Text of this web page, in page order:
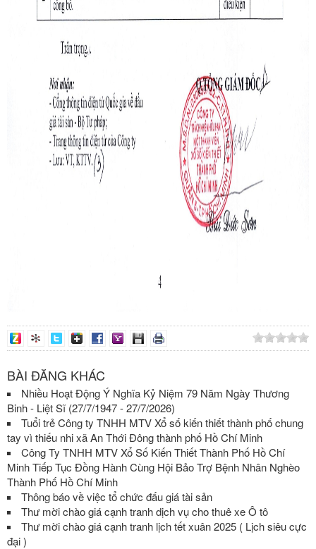
BÀI ĐĂNG KHÁC
Nhiều Hoạt Động Ý Nghĩa Kỷ Niệm 79 Năm Ngày Thương
Binh - Liệt Sĩ (27/7/1947 - 27/7/2026)
Tuổi trẻ Công ty TNHH MTV Xổ số kiến thiết thành phố chung
tay vì thiếu nhi xã An Thới Đông thành phố Hồ Chí Minh
Công Ty TNHH MTV Xổ Số Kiến Thiết Thành Phố Hồ Chí
Minh Tiếp Tục Đồng Hành Cùng Hội Bảo Trợ Bệnh Nhân Nghèo
Thành Phố Hồ Chí Minh
Thông báo về việc tổ chức đấu giá tài sản
Thư mời chào giá cạnh tranh dịch vụ cho thuê xe Ô tô
Thư mời chào giá cạnh tranh lịch tết xuân 2025 ( Lịch siêu cực
đại )